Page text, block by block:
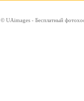
© UAimages - Бесплатный